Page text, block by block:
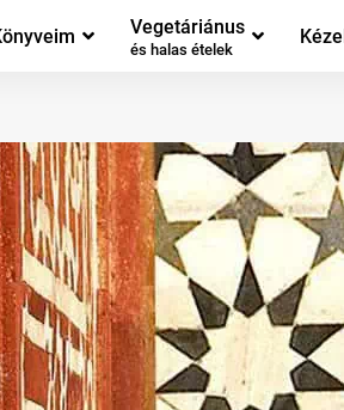
Vegetáriánus
és halas ételek